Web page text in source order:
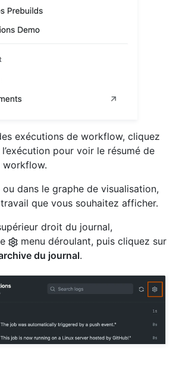
exécutions de workflow, cliquez
pour voir le résumé de
workflow.
ou dans le graphe de visualisation,
que vous souhaitez afficher.
droit du journal,
menu déroulant, puis cliquez sur
du journal.